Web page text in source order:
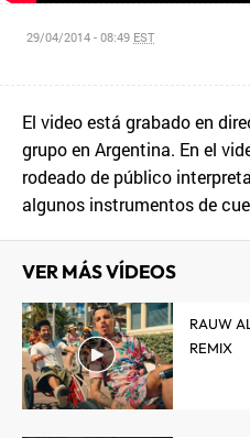
29/04/2014 - 08:49 EST
El video está grabado en
grupo en Argentina. En el
rodeado de público
algunos instrumentos de
VER MÁS VÍDEOS
RAUW
REMIX